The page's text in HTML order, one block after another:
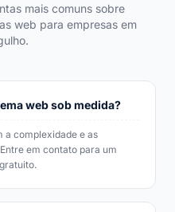
mais comuns sobre
web para empresas em
web sob medida?
a complexidade e as
em contato para um